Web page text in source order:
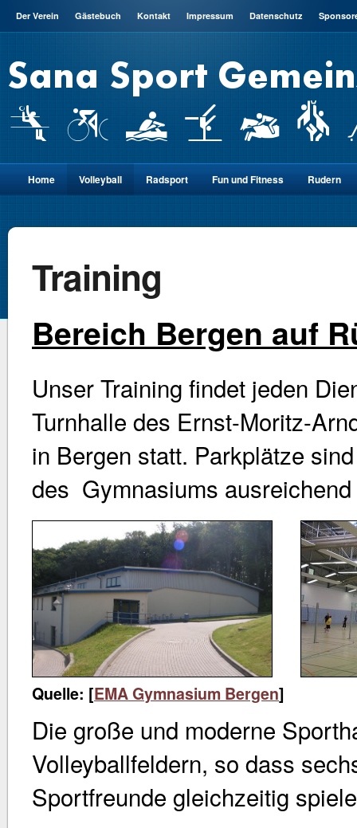
Der Verein Gästebuch Kontakt Impressum Datenschutz
Home Volleyball Radsport Fun und Fitness Rudern
Training
Bereich Bergen auf
Unser Training findet jeden
Turnhalle des Ernst-Moritz-
in Bergen statt. Parkplätze
des Gymnasiums
Quelle: [EMA Gymnasium Bergen]
Die große und moderne
Volleyballfeldern, so dass
Sportfreunde gleichzeitig